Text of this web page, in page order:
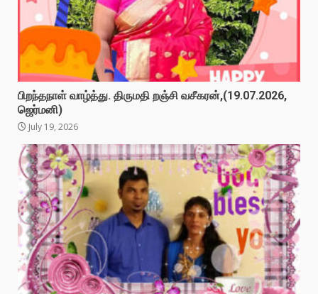
பிறந்தநாள் வாழ்த்து. திருமதி றஞ்சி வசீகரன்,(19.07.2026,
ஜெர்மனி)
July 19, 2026